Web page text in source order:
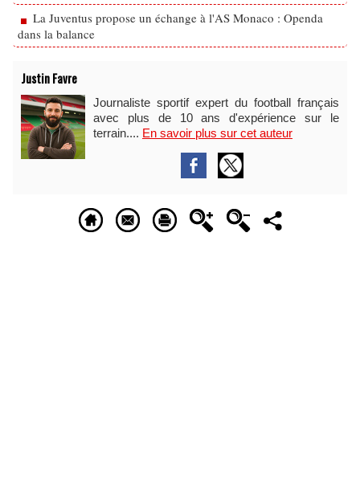
La Juventus propose un échange à l'AS Monaco : Openda
dans la balance
Justin Favre
Journaliste sportif expert du football français
avec plus de 10 ans d'expérience sur le
terrain.... En savoir plus sur cet auteur